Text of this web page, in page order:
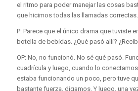
el ritmo para poder manejar las cosas
que hicimos todas las llamadas correctas.
P: Parece que el único drama que tuviste
botella de bebidas. ¿Qué pasó allí?
OP: No, no funcionó. No sé qué pasó.
cuadrícula y luego, cuando lo
estaba funcionando un poco, pero tuve
bastante fuerza, digamos. Y luego, una